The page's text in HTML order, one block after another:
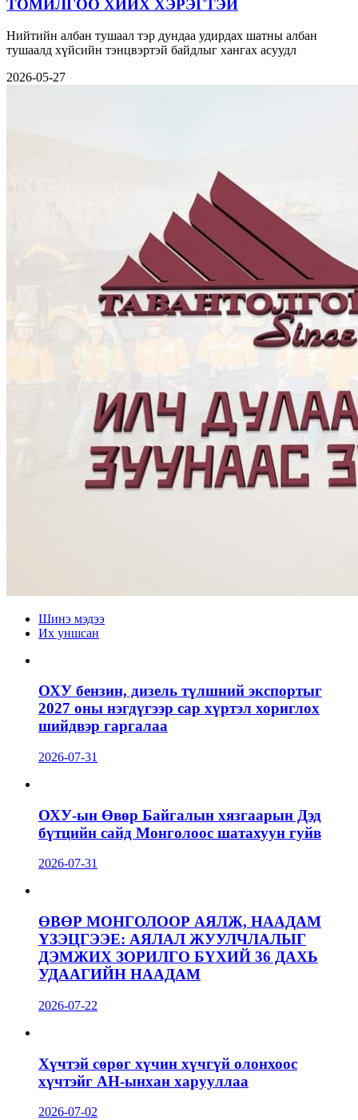
ТОМИЛГОО ХИЙХ ХЭРЭГТЭЙ
Нийтийн албан тушаал тэр дундаа удирдах шатны албан
тушаалд хүйсийн тэнцвэртэй байдлыг хангах асуудл
2026-05-27
Шинэ мэдээ
Их уншсан
ОХУ бензин, дизель түлшний экспортыг
2027 оны нэгдүгээр сар хүртэл хориглох
шийдвэр гаргалаа
2026-07-31
ОХУ-ын Өвөр Байгалын хязгаарын Дэд
бүтцийн сайд Монголоос шатахуун гуйв
2026-07-31
ӨВӨР МОНГОЛООР АЯЛЖ, НААДАМ
ҮЗЭЦГЭЭЕ: АЯЛАЛ ЖУУЛЧЛАЛЫГ
ДЭМЖИХ ЗОРИЛГО БҮХИЙ 36 ДАХЬ
УДААГИЙН НААДАМ
2026-07-22
Хүчтэй сөрөг хүчин хүчгүй олонхоос
хүчтэйг АН-ынхан харууллаа
2026-07-02